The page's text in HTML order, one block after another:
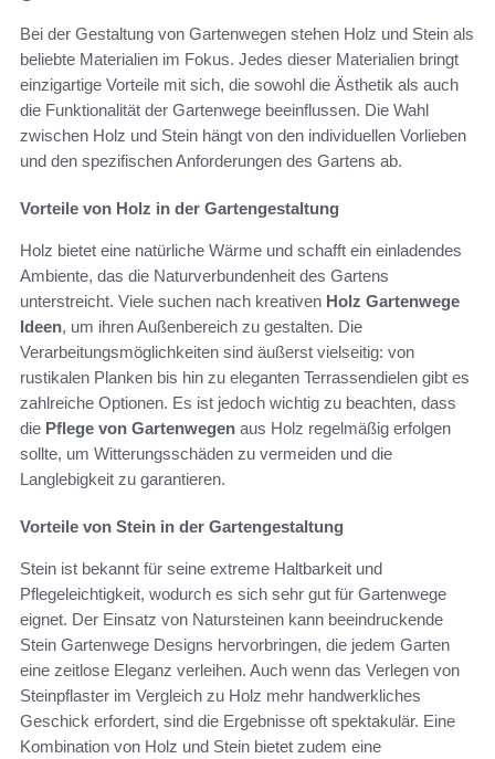
Bei der Gestaltung von Gartenwegen stehen Holz und Stein als
beliebte Materialien im Fokus. Jedes dieser Materialien bringt
einzigartige Vorteile mit sich, die sowohl die Ästhetik als auch
die Funktionalität der Gartenwege beeinflussen. Die Wahl
zwischen Holz und Stein hängt von den individuellen Vorlieben
und den spezifischen Anforderungen des Gartens ab.
Vorteile von Holz in der Gartengestaltung
Holz bietet eine natürliche Wärme und schafft ein einladendes
Ambiente, das die Naturverbundenheit des Gartens
unterstreicht. Viele suchen nach kreativen Holz Gartenwege
Ideen, um ihren Außenbereich zu gestalten. Die
Verarbeitungsmöglichkeiten sind äußerst vielseitig: von
rustikalen Planken bis hin zu eleganten Terrassendielen gibt es
zahlreiche Optionen. Es ist jedoch wichtig zu beachten, dass
die Pflege von Gartenwegen aus Holz regelmäßig erfolgen
sollte, um Witterungsschäden zu vermeiden und die
Langlebigkeit zu garantieren.
Vorteile von Stein in der Gartengestaltung
Stein ist bekannt für seine extreme Haltbarkeit und
Pflegeleichtigkeit, wodurch es sich sehr gut für Gartenwege
eignet. Der Einsatz von Natursteinen kann beeindruckende
Stein Gartenwege Designs hervorbringen, die jedem Garten
eine zeitlose Eleganz verleihen. Auch wenn das Verlegen von
Steinpflaster im Vergleich zu Holz mehr handwerkliches
Geschick erfordert, sind die Ergebnisse oft spektakulär. Eine
Kombination von Holz und Stein bietet zudem eine